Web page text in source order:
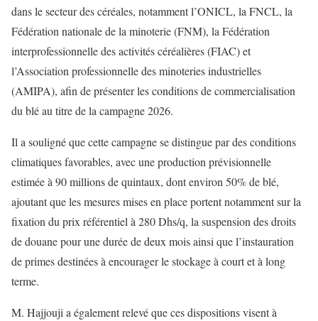
dans le secteur des céréales, notamment l’ONICL, la FNCL, la
Fédération nationale de la minoterie (FNM), la Fédération
interprofessionnelle des activités céréalières (FIAC) et
l’Association professionnelle des minoteries industrielles
(AMIPA), afin de présenter les conditions de commercialisation
du blé au titre de la campagne 2026.
Il a souligné que cette campagne se distingue par des conditions
climatiques favorables, avec une production prévisionnelle
estimée à 90 millions de quintaux, dont environ 50% de blé,
ajoutant que les mesures mises en place portent notamment sur la
fixation du prix référentiel à 280 Dhs/q, la suspension des droits
de douane pour une durée de deux mois ainsi que l’instauration
de primes destinées à encourager le stockage à court et à long
terme.
M. Hajjouji a également relevé que ces dispositions visent à